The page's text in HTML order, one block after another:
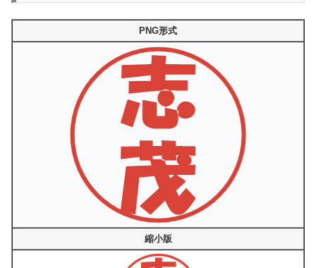
PNG形式
縮小版